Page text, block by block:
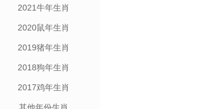
2021牛年生肖
2020鼠年生肖
2019猪年生肖
2018狗年生肖
2017鸡年生肖